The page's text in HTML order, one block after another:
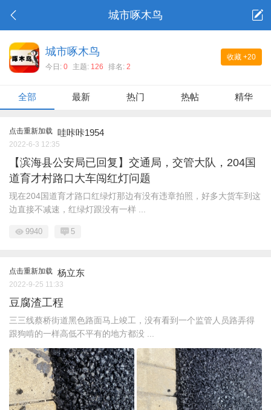
城市啄木鸟
收藏 +20
城市啄木鸟
今日: 0 主题: 126 排名: 2
全部 最新 热门 热帖 精华
点击重新加载 哇咔咔1954
2022-6-3 12:35
【滨海县公安局已回复】交通局，交管大队，204国
道育才村路口大车闯红灯问题
现在204国道育才路口红绿灯那边有没有违章拍照，好多大货车到这
边直接不减速，红绿灯跟没有一样 ...
9940 5
点击重新加载 杨立东
2022-9-25 11:33
豆腐渣工程
三三线蔡桥街道黑色路面马上竣工，没有看到一个监管人员路弄得
跟狗啃的一样高低不平有的地方都没 ...